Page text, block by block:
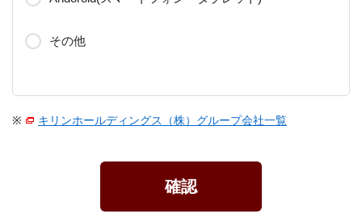
その他
※ キリンホールディングス（株）グループ会社一覧
確認